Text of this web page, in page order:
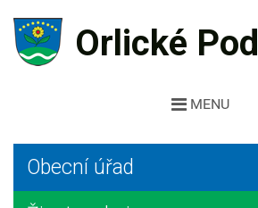
Orlické
MENU
Obecní úřad